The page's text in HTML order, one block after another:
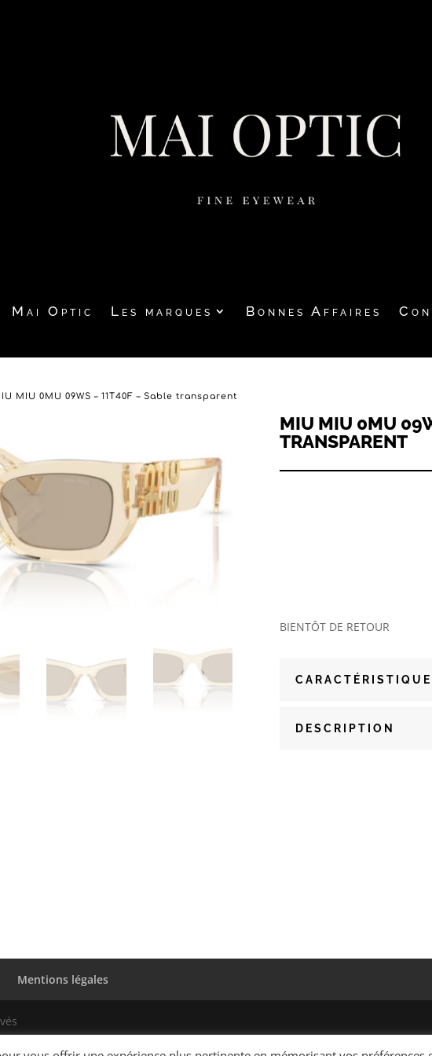
Mai Optic Les marques Bonnes Affaires
MIU 0MU 09WS – 11T40F – Sable transparent
MIU MIU 0MU
TRANSPARENT
BIENTÔT DE RETOUR
DESCRIPTION
Mentions légales